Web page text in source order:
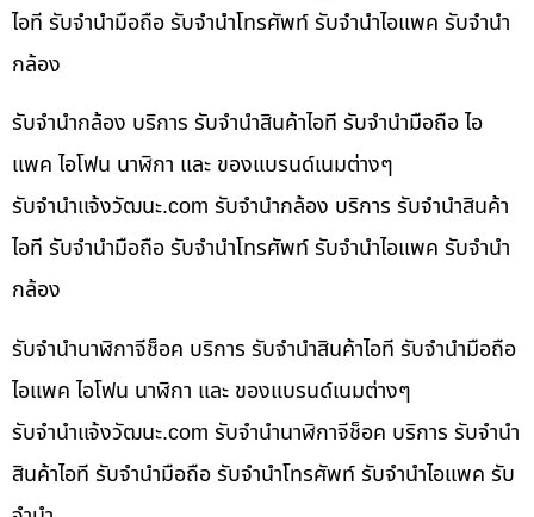
ไอที รับจำนำมือถือ รับจำนำโทรศัพท์ รับจำนำไอแพค รับจำนำ
กล้อง
รับจำนำกล้อง บริการ รับจำนำสินค้าไอที รับจำนำมือถือ ไอ
แพค ไอโฟน นาฬิกา และ ของแบรนด์เนมต่างๆ
รับจํานําแจ้งวัฒนะ.com รับจำนำกล้อง บริการ รับจำนำสินค้า
ไอที รับจำนำมือถือ รับจำนำโทรศัพท์ รับจำนำไอแพค รับจำนำ
กล้อง
รับจำนำนาฬิกาจีช็อค บริการ รับจำนำสินค้าไอที รับจำนำมือถือ
ไอแพค ไอโฟน นาฬิกา และ ของแบรนด์เนมต่างๆ
รับจํานําแจ้งวัฒนะ.com รับจำนำนาฬิกาจีช็อค บริการ รับจำนำ
สินค้าไอที รับจำนำมือถือ รับจำนำโทรศัพท์ รับจำนำไอแพค รับ